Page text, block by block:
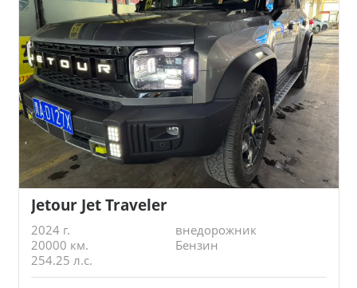
Jetour Jet Traveler
2024 г.
внедорожник
20000 км.
Бензин
254.25 л.с.